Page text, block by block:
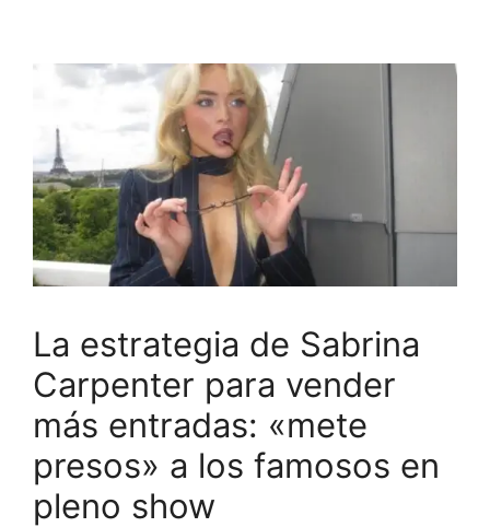
La estrategia de Sabrina
Carpenter para vender
más entradas: «mete
presos» a los famosos en
pleno show